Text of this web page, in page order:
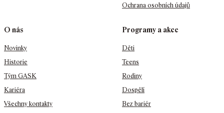
Ochrana osobních údajů
O nás
Novinky
Historie
Tým GASK
Kariéra
Všechny kontakty
Programy a akce
Děti
Teens
Rodiny
Dospělí
Bez bariér